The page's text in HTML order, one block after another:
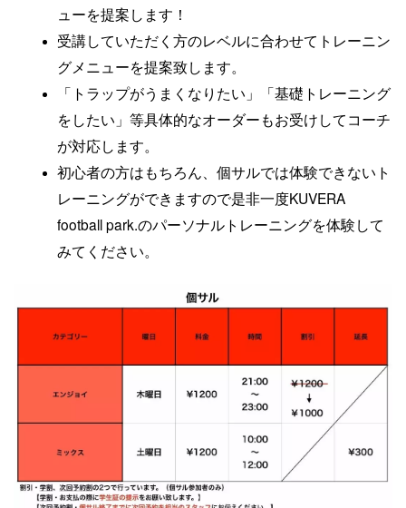
ューを提案します！
受講していただく方のレベルに合わせてトレーニン
グメニューを提案致します。
「トラップがうまくなりたい」「基礎トレーニング
をしたい」等具体的なオーダーもお受けしてコーチ
が対応します。
初心者の方はもちろん、個サルでは体験できないト
レーニングができますので是非一度KUVERA
football park.のパーソナルトレーニングを体験して
みてください。